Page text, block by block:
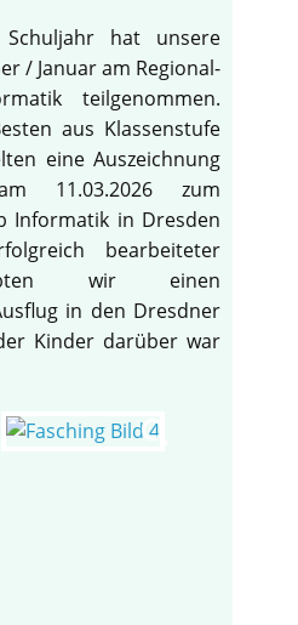
hat unsere
/ Januar am Regional-
teilgenommen.
aus Klassenstufe
eine Auszeichnung
11.03.2026 zum
Informatik in Dresden
bearbeiteter
wir einen
in den Dresdner
Kinder darüber war